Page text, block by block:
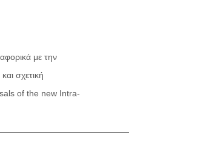
με την
σχετική
of the new Intra-